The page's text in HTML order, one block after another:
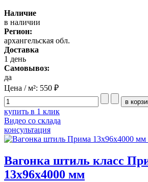
Наличие
в наличии
Регион:
архангельская обл.
Доставка
1 день
Самовывоз:
да
Цена / м²: 550 ₽
купить в 1 клик
Видео со склада
консультация
Вагонка штиль класс
13x96x4000 мм